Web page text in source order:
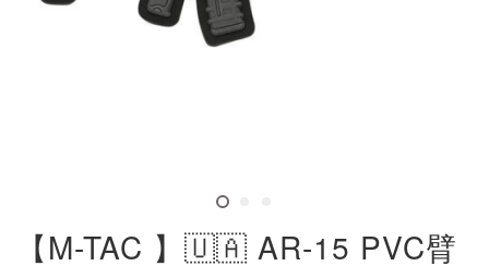
【M-TAC 】🇺🇦 AR-15 PVC臂